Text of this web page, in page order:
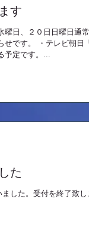
す
せです。 ・テレビ朝
予定です。...
た
した。受付を終了致